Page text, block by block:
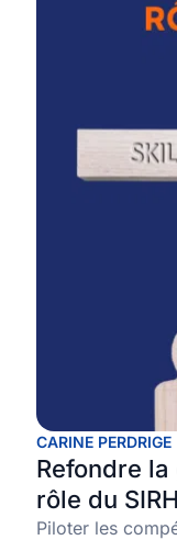
CARINE PERDRIGE
Refondre
rôle du SIRH
Piloter les